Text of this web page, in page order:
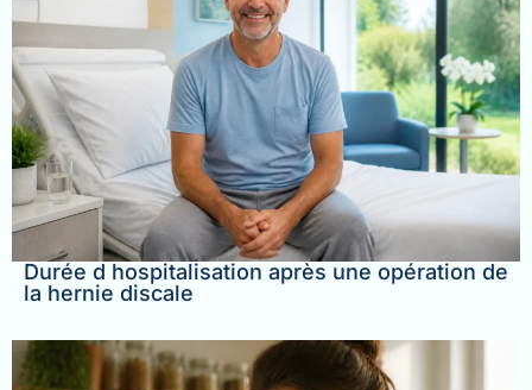
Durée d hospitalisation après une opération de
la hernie discale